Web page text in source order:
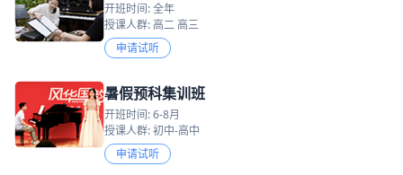
开班时间: 全年
授课人群: 高二 高三
申请试听
暑假预科集训班
开班时间: 6-8月
授课人群: 初中-高中
申请试听